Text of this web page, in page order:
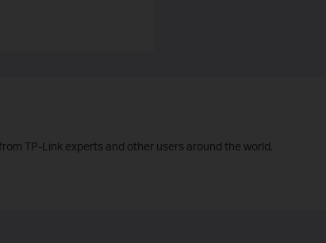
TP-Link experts and other users around the world.